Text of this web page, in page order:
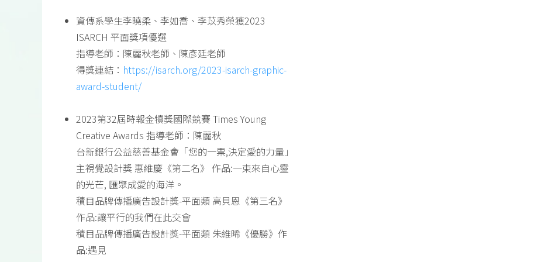
資傳系學生李曉柔、李如喬、李苡秀榮獲2023
ISARCH 平面獎項優選
指導老師：陳麗秋老師、陳彥廷老師
得獎連結： https://isarch.org/2023-isarch-graphic-
award-student/
2023第32屆時報金犢獎國際競賽 Times Young
Creative Awards 指導老師：陳麗秋
台新銀行公益慈善基金會「您的一票,決定愛的力量」
主視覺設計獎 惠維慶《第二名》 作品:一束來自心靈
的光芒, 匯聚成愛的海洋。
積目品牌傳播廣告設計獎-平面類 高貝恩《第三名》
作品:讓平行的我們在此交會
積目品牌傳播廣告設計獎-平面類 朱維晞《優勝》作
品:遇見